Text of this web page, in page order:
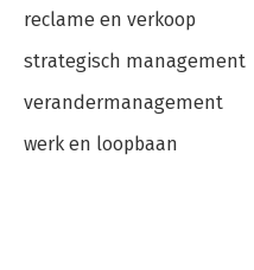
reclame en verkoop
strategisch management
verandermanagement
werk en loopbaan